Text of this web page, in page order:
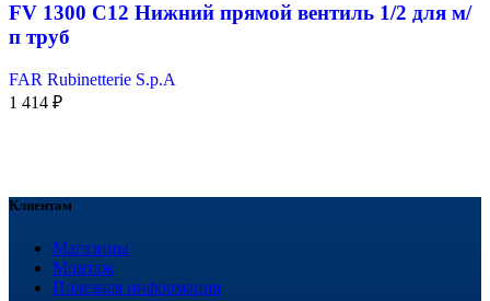
FV 1300 C12 Нижний прямой вентиль 1/2 для м/
п труб
FAR Rubinetterie S.p.A
1 414 ₽
Клиентам
Магазины
Монтаж
Полезная информация